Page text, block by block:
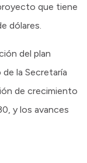
que tiene
dólares.
del plan
la Secretaría
de crecimiento
y los avances